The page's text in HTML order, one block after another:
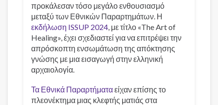
προκάλεσαν τόσο μεγάλο ενθουσιασμό
μεταξύ των Εθνικών Παραρτημάτων. Η
εκδήλωση ISSUP 2024 , με τίτλο «The Art of
Healing», έχει σχεδιαστεί για να επιτρέψει την
απρόσκοπτη ενσωμάτωση της απόκτησης
γνώσης με μια εισαγωγή στην ελληνική
αρχαιολογία.
Τα Εθνικά Παραρτήματαείχαν επίσης το
πλεονέκτημα μιας κλεφτής ματιάς στα